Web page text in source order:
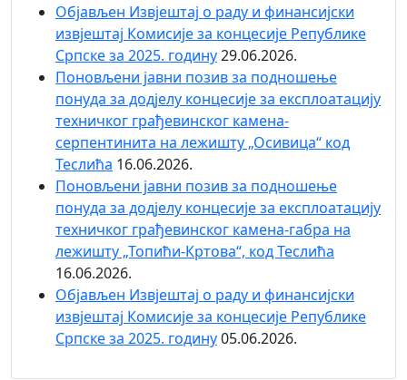
Објaвљен Извјештај о раду и финансијски
извјештај Комисије за концесије Републике
Српске за 2025. годину29.06.2026.
Поновљени јавни позив за подношење
понуда за додјелу концесије за експлоатацију
техничког грађевинског камена-
серпентинита на лежишту „Осивица“ код
Теслића 16.06.2026.
Поновљени јавни позив за подношење
понуда за додјелу концесије за експлоатацију
техничког грађевинског камена-габра на
лежишту „Топићи-Кртова“, код Теслића
16.06.2026.
Објaвљен Извјештај о раду и финансијски
извјештај Комисије за концесије Републике
Српске за 2025. годину05.06.2026.